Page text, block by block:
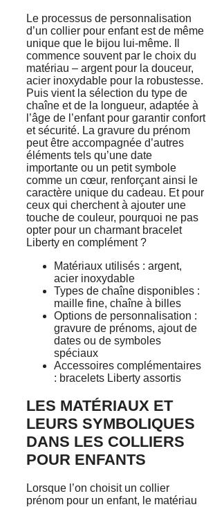
Le processus de personnalisation
d’un collier pour enfant est de même
unique que le bijou lui-même. Il
commence souvent par le choix du
matériau – argent pour la douceur,
acier inoxydable pour la robustesse.
Puis vient la sélection du type de
chaîne et de la longueur, adaptée à
l’âge de l’enfant pour garantir confort
et sécurité. La gravure du prénom
peut être accompagnée d’autres
éléments tels qu’une date
importante ou un petit symbole
comme un cœur, renforçant ainsi le
caractère unique du cadeau. Et pour
ceux qui cherchent à ajouter une
touche de couleur, pourquoi ne pas
opter pour un charmant bracelet
Liberty en complément ?
Matériaux utilisés : argent,
acier inoxydable
Types de chaîne disponibles :
maille fine, chaîne à billes
Options de personnalisation :
gravure de prénoms, ajout de
dates ou de symboles
spéciaux
Accessoires complémentaires
: bracelets Liberty assortis
LES MATÉRIAUX ET
LEURS SYMBOLIQUES
DANS LES COLLIERS
POUR ENFANTS
Lorsque l’on choisit un collier
prénom pour un enfant, le matériau